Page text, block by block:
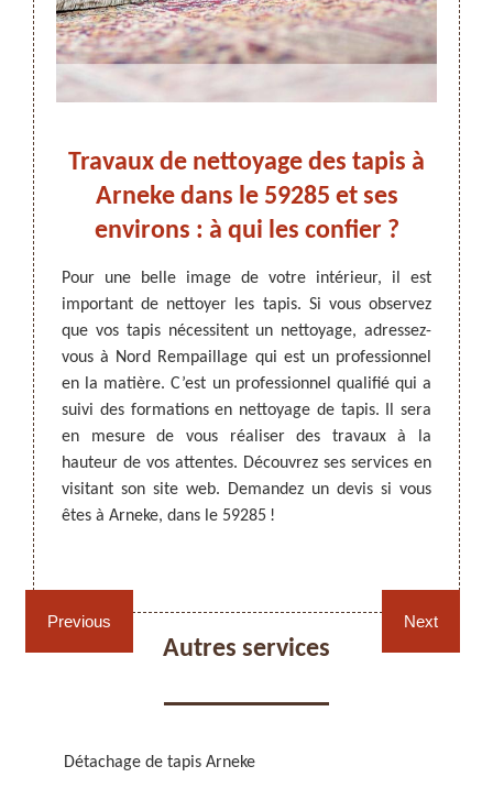
ARTISAN DEZITTER , REMPAILLAGE -
CANNAGE - RECOLLAGE, 59 NORD
Rempaillage fauteuil,
chaises et sièges 59
Cannage fauteuil, chaises
et sièges 59
Previous
le
Si
bien
lui
très
et
Travaux de nettoyage des tapis à
Arneke dans le 59285 et ses
environs : à qui les confier ?
Pour une belle image de votre intérieur, il est
important de nettoyer les tapis. Si vous observez
que vos tapis nécessitent un nettoyage, adressez-
vous à Nord Rempaillage qui est un professionnel
en la matière. C’est un professionnel qualifié qui a
suivi des formations en nettoyage de tapis. Il sera
en mesure de vous réaliser des travaux à la
hauteur de vos attentes. Découvrez ses services en
visitant son site web. Demandez un devis si vous
êtes à Arneke, dans le 59285 !
Il est
tapis
vous
Next
Autres services
Détachage de tapis Arneke